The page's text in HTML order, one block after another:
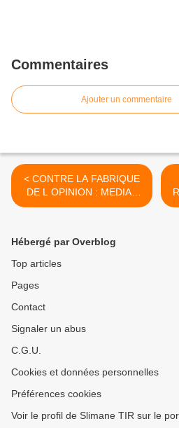
Commentaires
Ajouter un commentaire
< CONTRE LA FABRIQUE
DE L OPINION : MEDIAS
ET ETHIQUE
Hébergé par Overblog
Top articles
Pages
Contact
Signaler un abus
C.G.U.
Cookies et données personnelles
Préférences cookies
Voir le profil de Slimane TIR sur le